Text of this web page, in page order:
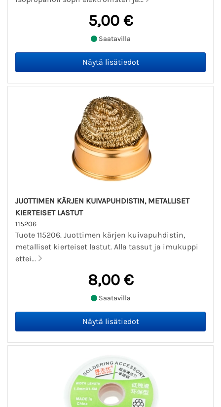
5,00 €
Saatavilla
JUOTTIMEN KÄRJEN KUIVAPUHDISTIN, METALLISET
KIERTEISET LASTUT
115206
Tuote 115206. Juottimen kärjen kuivapuhdistin,
metalliset kierteiset lastut. Alla tassut ja imukuppi
ettei...
8,00 €
Saatavilla